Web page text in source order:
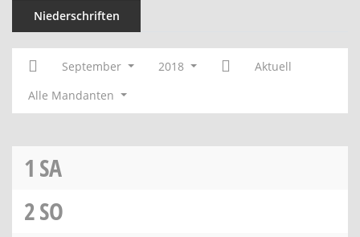
Niederschriften
September 2018
Aktuell
Alle Mandanten
1 SA
2SO